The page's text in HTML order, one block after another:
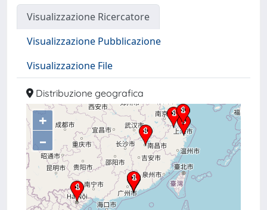
Visualizzazione Ricercatore
Visualizzazione Pubblicazione
Visualizzazione File
Distribuzione geografica
+
–